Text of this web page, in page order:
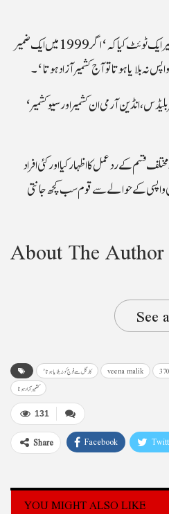
وینا ملک نے کسی شخس کی نشاندہی کیے بغیر ایک ٹوئٹ کیا کہ ‘اگر 1999 میں ایک ضمیر
بلایا ہوتا تو آج کشمیر آزاد ہوتا‘۔
انڈین آرمی ان کشمیر اور سیو کشمیر‘
قسم کے رد عمل کا اظہار کیا اور کئی افراد
واپسی کے حوالے سے قوم سب کچھ جانتی
About The Author
See
’کارگل سے فوج کو نہ بلایا ہوتا veena malik
کشمیر آزاد ہوتا
131
Share Facebook
YOU MIGHT ALSO LIKE